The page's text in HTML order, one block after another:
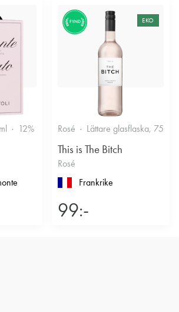
12% Friskt & Bärigt
FYND EKO
Rosé Lättare glasflaska, 750ml
This is The Bitch
Rosé
Frankrike
99:-